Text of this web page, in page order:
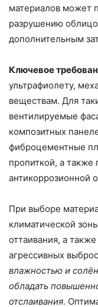
материалов может
разрушению
дополнительным
Ключевое
ультрафиолету,
веществам. Для
вентилируемые
композитных
фиброцементные
пропиткой, а
антикоррозионной
При выборе
климатической
оттаивания, а
агрессивных
влажностью и
обладать
отслаивания.